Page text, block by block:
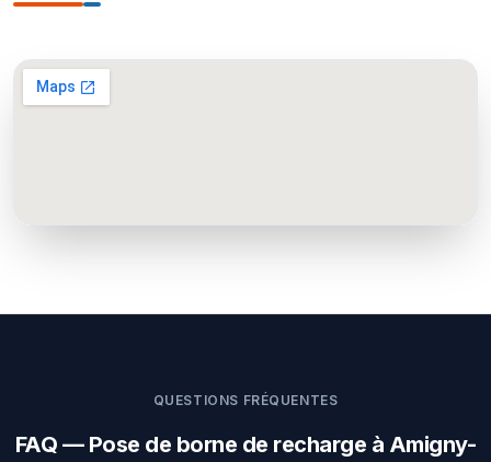
QUESTIONS FRÉQUENTES
FAQ — Pose de borne de recharge à Amigny-